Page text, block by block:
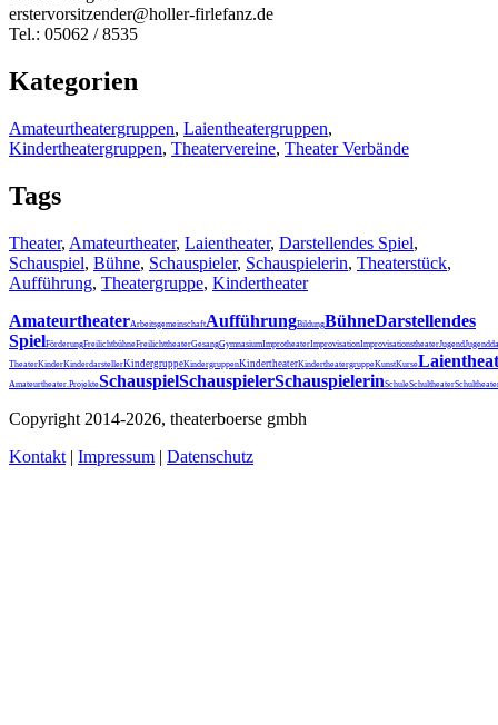
erstervorsitzender@holler-firlefanz.de
Tel.: 05062 / 8535
Kategorien
Amateurtheatergruppen, Laientheatergruppen,
Kindertheatergruppen, Theatervereine, Theater Verbände
Tags
Theater, Amateurtheater, Laientheater, Darstellendes Spiel,
Schauspiel, Bühne, Schauspieler, Schauspielerin, Theaterstück,
Aufführung, Theatergruppe, Kindertheater
AmateurtheaterArbeitsgemeinschaftAufführungBildungBühneDarstellendes
SpielFörderungFreilichtbühneFreilichttheaterGesangGymnasiumImprotheaterImprovisationImprovisationstheaterJugend
TheaterKinderKinderdarstellerKindergruppeKindergruppenKindertheaterKindertheatergruppeKunstKurse
Amateurtheater. ProjekteSchauspielSchauspielerSchauspielerinSchuleSchultheater
Copyright 2014-2026, theaterboerse gmbh
Kontakt | Impressum | Datenschutz